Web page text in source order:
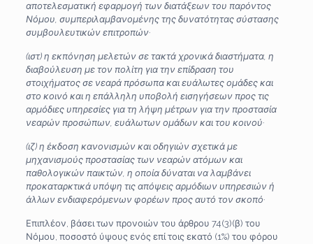
αποτελεσματική εφαρμογή των διατάξεων του παρόντος
Νόμου, συμπεριλαμβανομένης της δυνατότητας σύστασης
συμβουλευτικών επιτροπών·
(ιστ) η εκπόνηση μελετών σε τακτά χρονικά διαστήματα, η
διαβούλευση με τον πολίτη για την επίδραση του
στοιχήματος σε νεαρά πρόσωπα και ευάλωτες ομάδες και
στο κοινό και η επάλληλη υποβολή εισηγήσεων προς τις
αρμόδιες υπηρεσίες για τη λήψη μέτρων για την προστασία
νεαρών προσώπων, ευάλωτων ομάδων και του κοινού·
(ιζ) η έκδοση κανονισμών και οδηγιών σχετικά με
μηχανισμούς προστασίας των νεαρών ατόμων και
παθολογικών παικτών, η οποία δύναται να λαμβάνει
προκαταρκτικά υπόψη τις απόψεις αρμόδιων υπηρεσιών ή
άλλων ενδιαφερόμενων φορέων προς αυτό τον σκοπό·
Επιπλέον, βάσει των προνοιών του άρθρου 74(3)(β) του
Νόμου, ποσοστό ύψους ενός επί τοις εκατό (1%) του φόρου